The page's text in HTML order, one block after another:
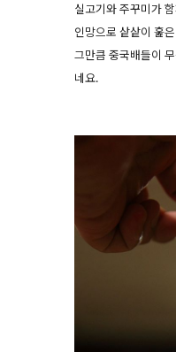
실고기와 주꾸미가
인망으로 샅샅이 훑
그만큼 중국배들이
네요.